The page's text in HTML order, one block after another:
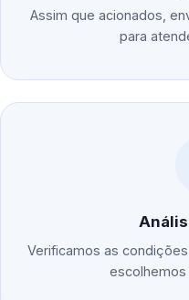
Assim que acionados,
para
Verificamos as
escolhemos